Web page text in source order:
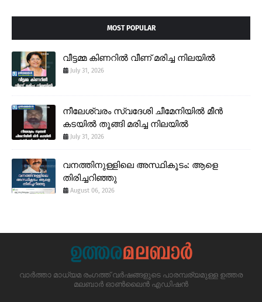
MOST POPULAR
വീട്ടമ്മ കിണറിൽ വീണ് മരിച്ച നിലയിൽ
July 31, 2026
നീലേശ്വരം സ്വദേശി ചീമേനിയിൽ മീൻ
കടയിൽ തൂങ്ങി മരിച്ച നിലയിൽ
July 31, 2026
വനത്തിനുള്ളിലെ അസ്ഥികൂടം: ആളെ
തിരിച്ചറിഞ്ഞു
August 06, 2026
വാർത്താ മാധ്യമ രംഗത്ത് വർഷങ്ങളുടെ പാരമ്പര്യമുള്ള ഉത്തര
മലബാർ ഓൺലൈൻ എഡിഷൻ